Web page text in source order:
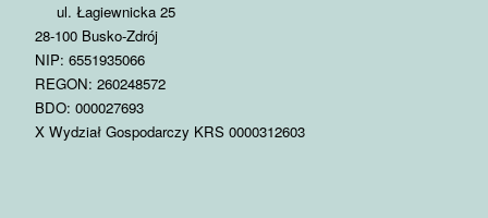
ul. Łagiewnicka 25
28-100 Busko-Zdrój
NIP: 6551935066
REGON: 260248572
BDO: 000027693
X Wydział Gospodarczy KRS 0000312603